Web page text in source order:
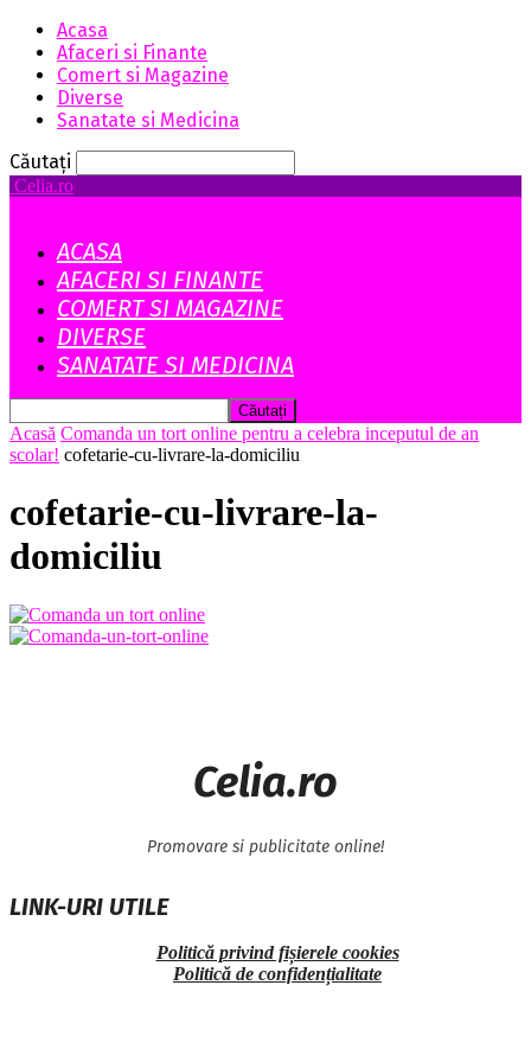
Acasa
Afaceri si Finante
Comert si Magazine
Diverse
Sanatate si Medicina
Căutați
Celia.ro
ACASA
AFACERI SI FINANTE
COMERT SI MAGAZINE
DIVERSE
SANATATE SI MEDICINA
Acasă Comanda un tort online pentru a celebra inceputul de an
scolar! cofetarie-cu-livrare-la-domiciliu
cofetarie-cu-livrare-la-
domiciliu
Celia.ro
Promovare si publicitate online!
LINK-URI UTILE
Politică privind fișierele cookies
Politică de confidențialitate